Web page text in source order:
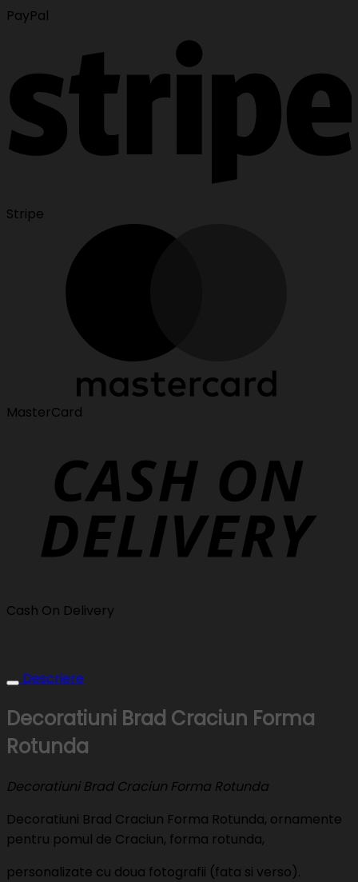
PayPal
Stripe
MasterCard
Cash On Delivery
Descriere
Decoratiuni Brad Craciun Forma
Rotunda
Decoratiuni Brad Craciun Forma Rotunda
Decoratiuni Brad Craciun Forma Rotunda, ornamente
pentru pomul de Craciun, forma rotunda,
personalizate cu doua fotografii (fata si verso).